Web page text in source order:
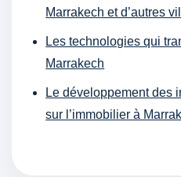
Marrakech et d’autres
Les technologies qui
Marrakech
Le développement des
sur l’immobilier à